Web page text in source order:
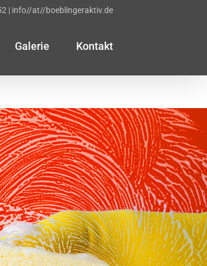
| info//at//boeblingeraktiv.de
Galerie Kontakt